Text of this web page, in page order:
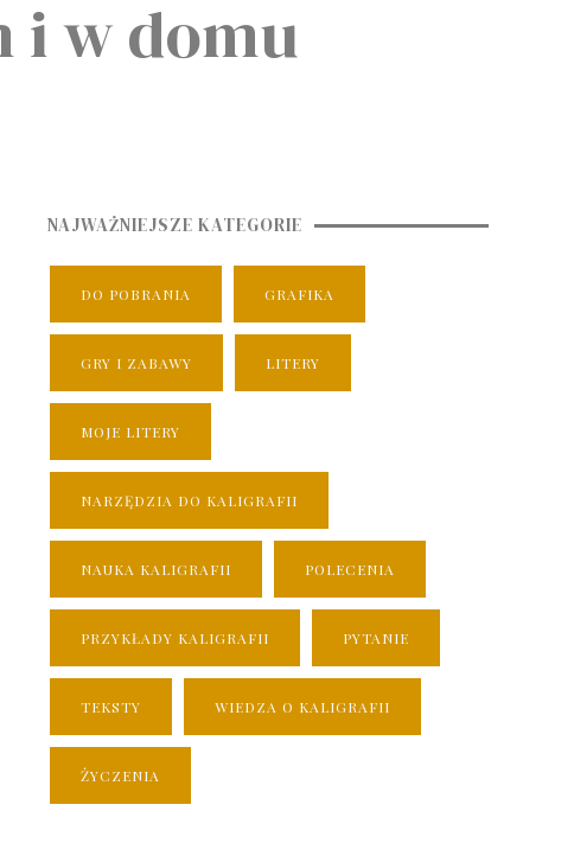
i w domu
NAJWAŻNIEJSZE KATEGORIE
DO POBRANIA GRAFIKA
GRY I ZABAWY LITERY
MOJE LITERY
NARZĘDZIA DO KALIGRAFII
NAUKA KALIGRAFII POLECENIA
PRZYKŁADY KALIGRAFII PYTANIE
TEKSTY WIEDZA O KALIGRAFII
ŻYCZENIA